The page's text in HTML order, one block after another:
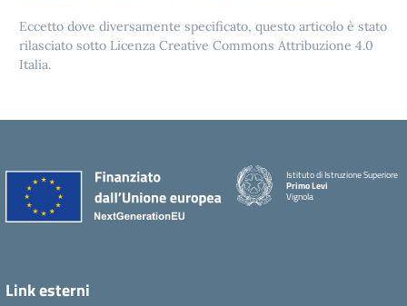
Eccetto dove diversamente specificato, questo articolo è stato
rilasciato sotto Licenza Creative Commons Attribuzione 4.0
Italia.
Istituto di Istruzione Superiore
Primo Levi
Vignola
Link esterni